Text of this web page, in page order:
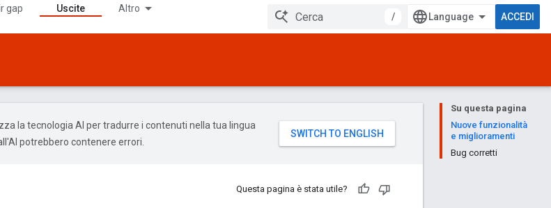
gap Uscite Altro
/ ACCEDI
Su questa pagina
Nuove funzionalità
e miglioramenti
Bug corretti
la tecnologia AI per tradurre i contenuti nella tua lingua
potrebbero contenere errori.
Questa pagina è stata utile?